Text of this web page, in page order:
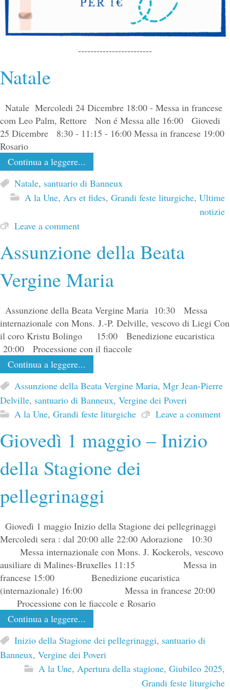
------------------------
Natale
Natale Mercoledi 24 Dicembre 18:00 - Messa in francese
com Leo Palm, Rettore Non é Messa alle 16:00 Giovedi
25 Dicembre 8:30 - 11:15 - 16:00 Messa in francese 19:00
Rosario
Continua a leggere...
Natale, santuario di Banneux
A la Une, Ars et fides, Grandi feste liturgiche, Ultime
notizie
Leave a comment
Assunzione della Beata
Vergine Maria
Assunzione della Beata Vergine Maria 10:30 Messa
internazionale con Mons. J.-P. Delville, vescovo di Liegi Con
il coro Kristu Bolingo 15:00 Benedizione eucaristica
20:00 Processione con il fiaccole
Continua a leggere...
Assunzione della Beata Vergine Maria, Mgr Jean-Pierre
Delville, santuario di Banneux, Vergine dei Poveri
A la Une, Grandi feste liturgiche Leave a comment
Giovedì 1 maggio – Inizio
della Stagione dei
pellegrinaggi
Giovedì 1 maggio Inizio della Stagione dei pellegrinaggi
Mercoledi sera : dal 20:00 alle 22:00 Adorazione 10:30
Messa internazionale con Mons. J. Kockerols, vescovo
ausiliare di Malines-Bruxelles 11:15 Messa in
francese 15:00 Benedizione eucaristica
(internazionale) 16:00 Messa in francese 20:00
Processione con le fiaccole e Rosario
Continua a leggere...
Inizio della Stagione dei pellegrinaggi, santuario di
Banneux, Vergine dei Poveri
A la Une, Apertura della stagione, Giubileo 2025,
Grandi feste liturgiche